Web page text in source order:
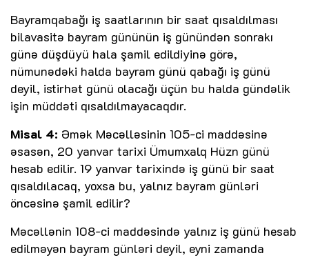
Bayramqabağı iş saatlarının bir saat qısaldılması
bilavasitə bayram gününün iş günündən sonrakı
günə düşdüyü hala şamil edildiyinə görə,
nümunədəki halda bayram günü qabağı iş günü
deyil, istirhət günü olacağı üçün bu halda gündəlik
işin müddəti qısaldılmayacaqdır.
Misal 4: Əmək Məcəlləsinin 105-ci maddəsinə
əsasən, 20 yanvar tarixi Ümumxalq Hüzn günü
hesab edilir. 19 yanvar tarixində iş günü bir saat
qısaldılacaq, yoxsa bu, yalnız bayram günləri
öncəsinə şamil edilir?
Məcəllənin 108-ci maddəsində yalnız iş günü hesab
edilməyən bayram günləri deyil, eyni zamanda